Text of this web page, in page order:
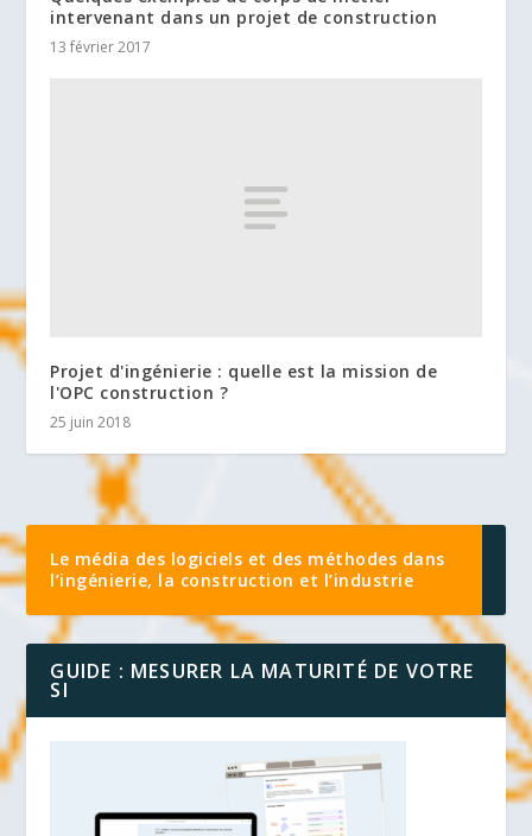
intervenant dans un projet de construction
13 février 2017
Projet d'ingénierie : quelle est la mission de
l'OPC construction ?
25 juin 2018
Le média des logiciels et des méthodes dans
l’ingénierie, la construction et l’industrie
GUIDE : MESURER LA MATURITÉ DE VOTRE
SI